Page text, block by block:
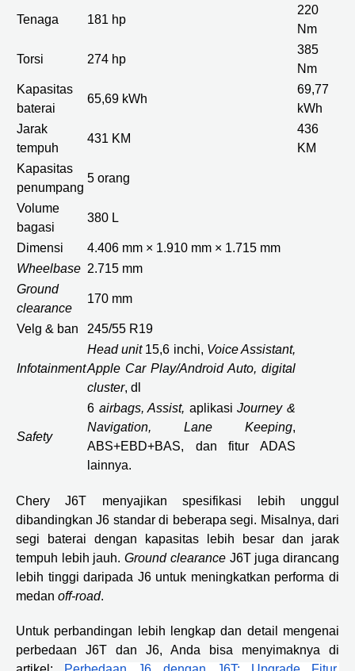
Tenaga 181 hp
220
Nm
Torsi 274 hp
385
Nm
Kapasitas
baterai
65,69 kWh
69,77
kWh
Jarak
tempuh
431 KM
436
KM
Kapasitas
penumpang
5 orang
Volume
bagasi
380 L
Dimensi
4.406 mm × 1.910 mm × 1.715 mm
Wheelbase 2.715 mm
Ground
clearance
170 mm
Velg & ban 245/55 R19
Infotainment
Head unit15,6 inchi, Voice Assistant,
Apple Car Play/Android Auto, digital
cluster, dl
Safety
6 airbags, Assist, aplikasiJourney &
Navigation, Lane Keeping,
ABS+EBD+BAS, dan fitur ADAS
lainnya.
Chery J6T menyajikan spesifikasi lebih unggul
dibandingkan J6 standar di beberapa segi. Misalnya, dari
segi baterai dengan kapasitas lebih besar dan jarak
tempuh lebih jauh.Ground clearanceJ6T juga dirancang
lebih tinggi daripada J6 untuk meningkatkan performa di
medan off-road.
Untuk perbandingan lebih lengkap dan detail mengenai
perbedaan J6T dan J6, Anda bisa menyimaknya di